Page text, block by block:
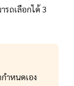
รถเลือกได้ 3
ำหนดเอง